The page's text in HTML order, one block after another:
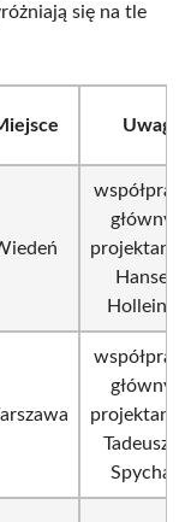
się na tle
Uwagi
Hansem